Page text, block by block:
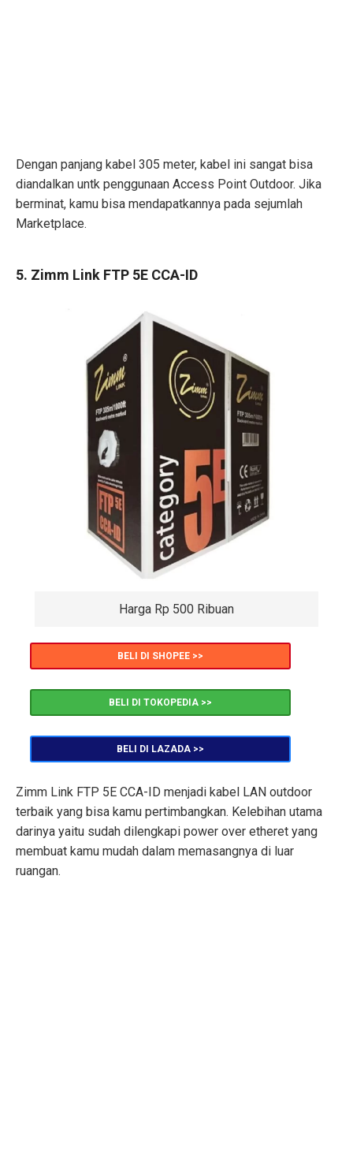
Dengan panjang kabel 305 meter, kabel ini sangat bisa
diandalkan untk penggunaan Access Point Outdoor. Jika
berminat, kamu bisa mendapatkannya pada sejumlah
Marketplace.
5. Zimm Link FTP 5E CCA-ID
Harga Rp 500 Ribuan
BELI DI SHOPEE >>
BELI DI TOKOPEDIA >>
BELI DI LAZADA >>
Zimm Link FTP 5E CCA-ID menjadi kabel LAN outdoor
terbaik yang bisa kamu pertimbangkan. Kelebihan utama
darinya yaitu sudah dilengkapi power over etheret yang
membuat kamu mudah dalam memasangnya di luar
ruangan.